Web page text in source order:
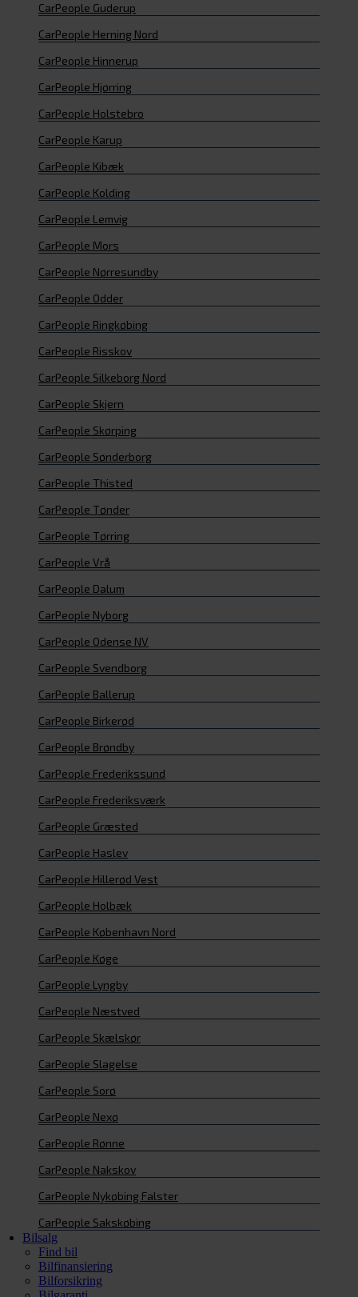
CarPeople Guderup
CarPeople Herning Nord
CarPeople Hinnerup
CarPeople Hjørring
CarPeople Holstebro
CarPeople Karup
CarPeople Kibæk
CarPeople Kolding
CarPeople Lemvig
CarPeople Mors
CarPeople Nørresundby
CarPeople Odder
CarPeople Ringkøbing
CarPeople Risskov
CarPeople Silkeborg Nord
CarPeople Skjern
CarPeople Skørping
CarPeople Sønderborg
CarPeople Thisted
CarPeople Tønder
CarPeople Tørring
CarPeople Vrå
CarPeople Dalum
CarPeople Nyborg
CarPeople Odense NV
CarPeople Svendborg
CarPeople Ballerup
CarPeople Birkerød
CarPeople Brøndby
CarPeople Frederikssund
CarPeople Frederiksværk
CarPeople Græsted
CarPeople Haslev
CarPeople Hillerød Vest
CarPeople Holbæk
CarPeople København Nord
CarPeople Køge
CarPeople Lyngby
CarPeople Næstved
CarPeople Skælskør
CarPeople Slagelse
CarPeople Sorø
CarPeople Nexø
CarPeople Rønne
CarPeople Nakskov
CarPeople Nykøbing Falster
CarPeople Sakskøbing
Bilsalg
Find bil
Bilfinansiering
Bilforsikring